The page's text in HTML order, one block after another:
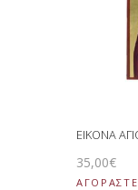
ΕΙΚΟΝΑ
35,00€